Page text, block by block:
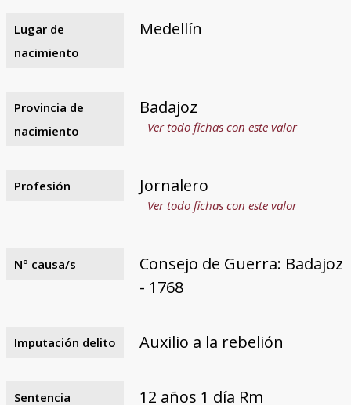
Lugar de
nacimiento
Medellín
Provincia de
nacimiento
Badajoz
Ver todo fichas con este valor
Profesión Jornalero
Ver todo fichas con este valor
Nº causa/s
Consejo de Guerra: Badajoz
- 1768
Imputación delito Auxilio a la rebelión
Sentencia 12 años 1 día Rm